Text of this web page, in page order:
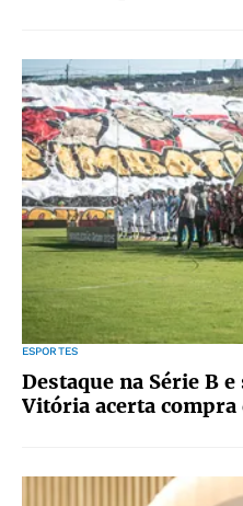
ESPORTES
Destaque na Série B
Vitória acerta compra